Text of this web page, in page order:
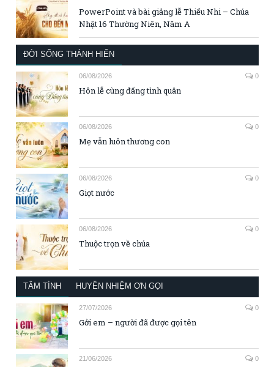
PowerPoint và bài giảng lễ Thiếu Nhi – Chúa
Nhật 16 Thường Niên, Năm A
ĐỜI SỐNG THÁNH HIẾN
06/08/2026 0
Hôn lễ cùng đấng tình quân
06/08/2026 0
Mẹ vẫn luôn thương con
06/08/2026 0
Giọt nước
06/08/2026 0
Thuộc trọn về chúa
TÂM TÌNH HUYỀN NHIỆM ƠN GỌI
27/07/2026 0
Gởi em – người đã được gọi tên
21/06/2026 0